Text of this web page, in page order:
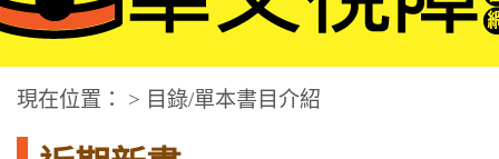
:::中央區塊
華文視障電子圖書網
現在位置： > 目錄/單本書目介紹